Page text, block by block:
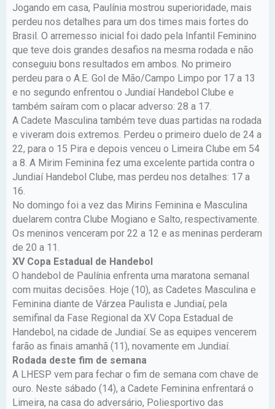
Jogando em casa, Paulínia mostrou superioridade, mais
perdeu nos detalhes para um dos times mais fortes do
Brasil. O arremesso inicial foi dado pela Infantil Feminino
que teve dois grandes desafios na mesma rodada e não
conseguiu bons resultados em ambos. No primeiro
perdeu para o A.E. Gol de Mão/Campo Limpo por 17 a 13
e no segundo enfrentou o Jundiaí Handebol Clube e
também saíram com o placar adverso: 28 a 17.
A Cadete Masculina também teve duas partidas na rodada
e viveram dois extremos. Perdeu o primeiro duelo de 24 a
22, para o 15 Pira e depois venceu o Limeira Clube em 54
a 8. A Mirim Feminina fez uma excelente partida contra o
Jundiaí Handebol Clube, mas perdeu nos detalhes: 17 a
16.
No domingo foi a vez das Mirins Feminina e Masculina
duelarem contra Clube Mogiano e Salto, respectivamente.
Os meninos venceram por 22 a 12 e as meninas perderam
de 20 a 11.
XV Copa Estadual de Handebol
O handebol de Paulínia enfrenta uma maratona semanal
com muitas decisões. Hoje (10), as Cadetes Masculina e
Feminina diante de Várzea Paulista e Jundiaí, pela
semifinal da Fase Regional da XV Copa Estadual de
Handebol, na cidade de Jundiaí. Se as equipes vencerem
farão as finais amanhã (11), novamente em Jundiaí.
Rodada deste fim de semana
A LHESP vem para fechar o fim de semana com chave de
ouro. Neste sábado (14), a Cadete Feminina enfrentará o
Limeira, na casa do adversário, Poliesportivo das